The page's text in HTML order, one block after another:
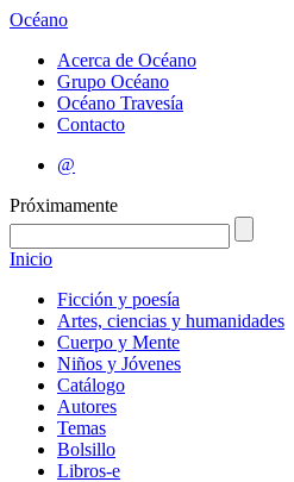
Océano
Acerca de Océano
Grupo Océano
Océano Travesía
Contacto
@
Próximamente
Inicio
Ficción y poesía
Artes, ciencias y humanidades
Cuerpo y Mente
Niños y Jóvenes
Catálogo
Autores
Temas
Bolsillo
Libros-e